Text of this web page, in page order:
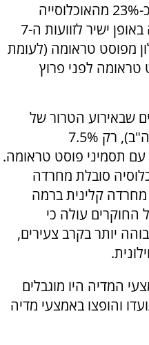
מנתוני מחקר הפאנל עולה שכ-23% מהאוכלוסייה
היהודית הבוגרת שלא נחשפה באופן ישיר לזוועות ה-7
מפוסט טראומה (לעומת
טראומה לפני פרוץ
שבאירוע הטרור של
ה-9.11 (נפילת התאומים בארה"ב), רק 7.5%
עם תסמיני פוסט טראומה.
כי כ-55% מהאוכלוסיה סובלת מחרדה
קלינית ברמות שונות, וכ-23% מחרדה קלינית ברמה
החוקרים עולה כי
יותר בקרב צעירים,
המדיה היו מוגבלים
תועדו והופצו באמצעי מדיה